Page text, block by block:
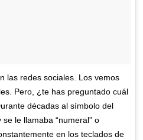
las redes sociales. Los vemos
Pero, ¿te has preguntado cuál
décadas al símbolo del
le llamaba “numeral” o
en los teclados de